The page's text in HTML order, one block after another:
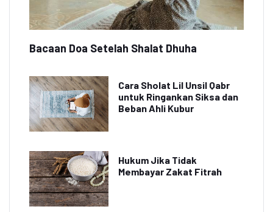
Bacaan Doa Setelah Shalat Dhuha
Cara Sholat Lil Unsil Qabr
untuk Ringankan Siksa dan
Beban Ahli Kubur
Hukum Jika Tidak
Membayar Zakat Fitrah